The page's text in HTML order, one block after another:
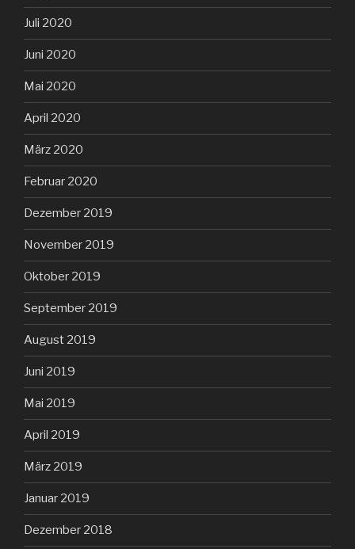
Juli 2020
Juni 2020
Mai 2020
April 2020
März 2020
Februar 2020
Dezember 2019
November 2019
Oktober 2019
September 2019
August 2019
Juni 2019
Mai 2019
April 2019
März 2019
Januar 2019
Dezember 2018